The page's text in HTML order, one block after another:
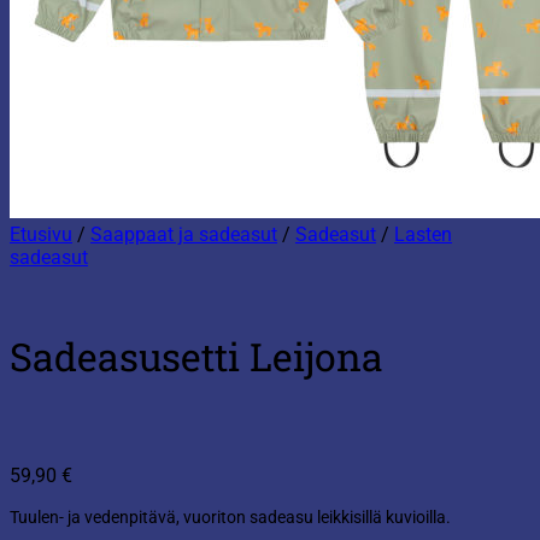
Etusivu / Saappaat ja sadeasut / Sadeasut / Lasten
sadeasut
Sadeasusetti Leijona
59,90 €
Tuulen- ja vedenpitävä, vuoriton sadeasu leikkisillä kuvioilla.